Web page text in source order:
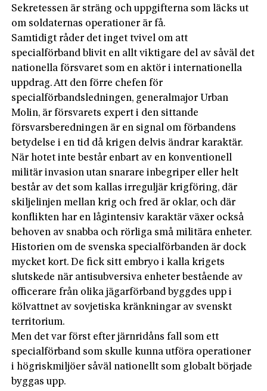
Sekretessen är sträng och uppgifterna som läcks ut
om soldaternas operationer är få.
Samtidigt råder det inget tvivel om att
specialförband blivit en allt viktigare del av såväl det
nationella försvaret som en aktör i internationella
uppdrag. Att den förre chefen för
specialförbandsledningen, generalmajor Urban
Molin, är försvarets expert i den sittande
försvarsberedningen är en signal om förbandens
betydelse i en tid då krigen delvis ändrar karaktär.
När hotet inte består enbart av en konventionell
militär invasion utan snarare inbegriper eller helt
består av det som kallas irreguljär krigföring, där
skiljelinjen mellan krig och fred är oklar, och där
konflikten har en lågintensiv karaktär växer också
behoven av snabba och rörliga små militära enheter.
Historien om de svenska specialförbanden är dock
mycket kort. De fick sitt embryo i kalla krigets
slutskede när antisubversiva enheter bestående av
officerare från olika jägarförband byggdes upp i
kölvattnet av sovjetiska kränkningar av svenskt
territorium.
Men det var först efter järnridåns fall som ett
specialförband som skulle kunna utföra operationer
i högriskmiljöer såväl nationellt som globalt började
byggas upp.